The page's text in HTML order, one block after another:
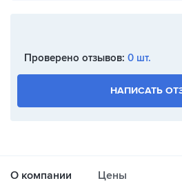
Проверено отзывов: 0 шт.
НАПИСАТЬ
О компании Цены